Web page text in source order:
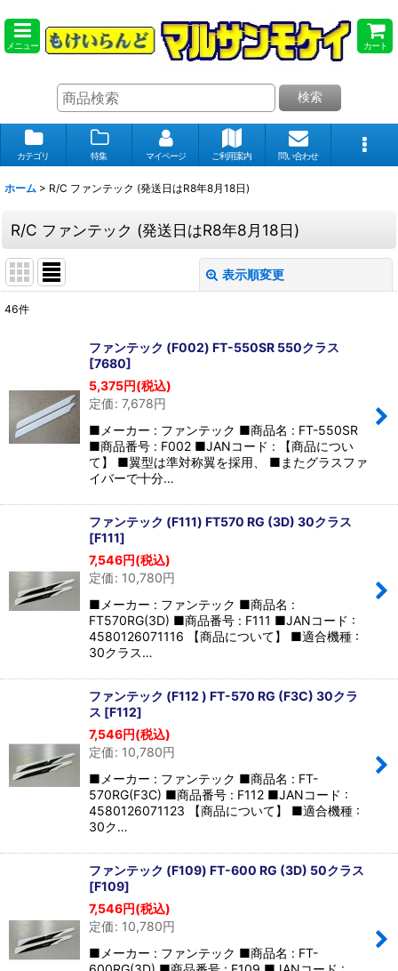
メニュー カート
検索
カテゴリ 特集 マイページ ご利用案内 問い合わせ
ホーム > R/C ファンテック (発送日はR8年8月18日)
R/C ファンテック (発送日はR8年8月18日)
表示順変更
並び順:
絞り込む
46件
ファンテック (F002) FT-550SR 550クラス
[7680]
5,375円(税込)
定価: 7,678円
■メーカー : ファンテック ■商品名 : FT-550SR
■商品番号 : F002 ■JANコード : 【商品につい
て】 ■翼型は準対称翼を採用、 ■またグラスファ
イバーで十分…
ファンテック (F111) FT570 RG (3D) 30クラス
[F111]
7,546円(税込)
定価: 10,780円
■メーカー : ファンテック ■商品名 :
FT570RG(3D) ■商品番号 : F111 ■JANコード :
4580126071116 【商品について】 ■適合機種 :
30クラス…
ファンテック (F112 ) FT-570 RG (F3C) 30クラ
ス [F112]
7,546円(税込)
定価: 10,780円
■メーカー : ファンテック ■商品名 : FT-
570RG(F3C) ■商品番号 : F112 ■JANコード :
4580126071123 【商品について】 ■適合機種 :
30ク…
ファンテック (F109) FT-600 RG (3D) 50クラス
[F109]
7,546円(税込)
定価: 10,780円
■メーカー : ファンテック ■商品名 : FT-